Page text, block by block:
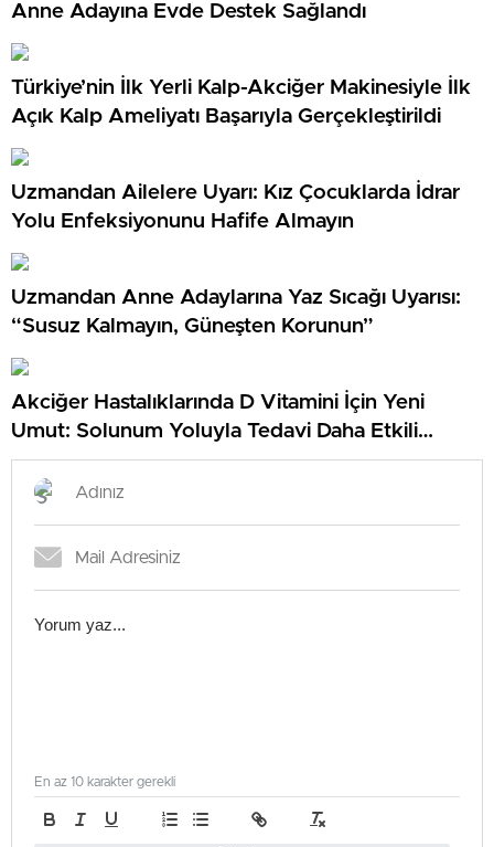
Anne Adayına Evde Destek Sağlandı
Türkiye’nin İlk Yerli Kalp-Akciğer Makinesiyle İlk
Açık Kalp Ameliyatı Başarıyla Gerçekleştirildi
Uzmandan Ailelere Uyarı: Kız Çocuklarda İdrar
Yolu Enfeksiyonunu Hafife Almayın
Uzmandan Anne Adaylarına Yaz Sıcağı Uyarısı:
“Susuz Kalmayın, Güneşten Korunun”
Akciğer Hastalıklarında D Vitamini İçin Yeni
Umut: Solunum Yoluyla Tedavi Daha Etkili
Olabilir
En az 10 karakter gerekli